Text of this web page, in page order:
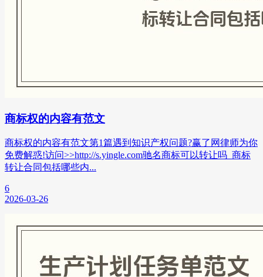
商标权的内容有范文
商标权的内容有范文第1篇遇到知识产权问题?赢了网律师为你
免费解惑!访问>>http://s.yingle.com驰名商标可以转让吗_商标
转让合同包括哪些内...
6
2026-03-26